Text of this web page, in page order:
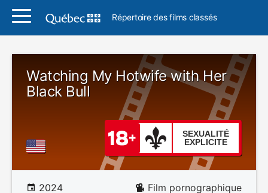
Répertoire des films classés
Watching My Hotwife with Her
Black Bull
SEXUALITÉ
EXPLICITE
2024 Film pornographique